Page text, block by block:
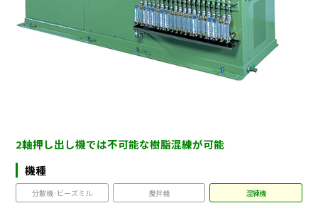
2軸押し出し機では不可能な樹脂混練が可能
機種
分散機·ビーズミル 攪拌機 混練機